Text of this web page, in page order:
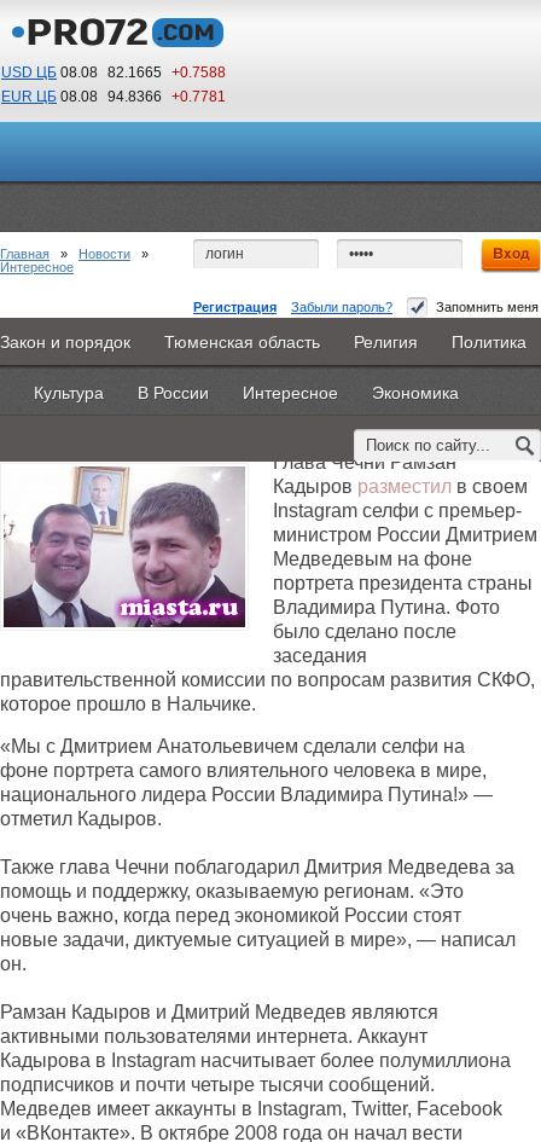
USD ЦБ 08.08 82.1665 +0.7588
EUR ЦБ 08.08 94.8366 +0.7781
19 55
По Гринвичу (GMT +5)
Регистрация Забыли пароль? Запомнить меня
Главная Новости Объявления КНИГИ ВестиNet
Каталоги 9PS Прочее
Закон и порядок Тюменская область Религия Политика
Культура В России Интересное Экономика
Главная » Новости »
Интересное
Медведев и Кадыров сделали селфи на фоне
портрета Путина
Глава Чечни Рамзан
Кадыров разместил в своем
Instagram селфи с премьер-
министром России Дмитрием
Медведевым на фоне
портрета президента страны
Владимира Путина. Фото
было сделано после
заседания
правительственной комиссии по вопросам развития СКФО,
которое прошло в Нальчике.
«Мы с Дмитрием Анатольевичем сделали селфи на
фоне портрета самого влиятельного человека в мире,
национального лидера России Владимира Путина!» —
отметил Кадыров.
Также глава Чечни поблагодарил Дмитрия Медведева за
помощь и поддержку, оказываемую регионам. «Это
очень важно, когда перед экономикой России стоят
новые задачи, диктуемые ситуацией в мире», — написал
он.
Рамзан Кадыров и Дмитрий Медведев являются
активными пользователями интернета. Аккаунт
Кадырова в Instagram насчитывает более полумиллиона
подписчиков и почти четыре тысячи сообщений.
Медведев имеет аккаунты в Instagram, Twitter, Facebook
и «ВКонтакте». В октябре 2008 года он начал вести